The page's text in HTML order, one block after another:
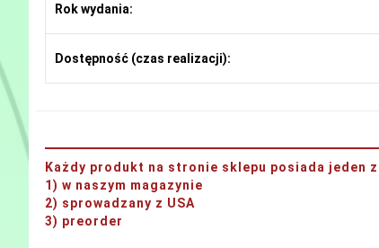
Rok wydania:
Dostępność (czas realizacji):
Każdy produkt na stronie sklepu posiada jeden
1) w naszym magazynie
2) sprowadzany z USA
3) preorder